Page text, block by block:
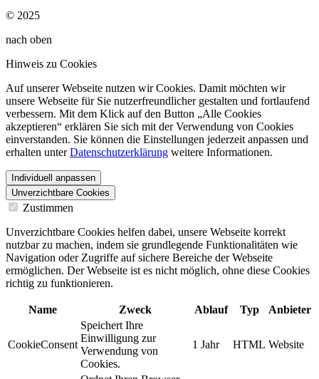
© 2025
nach oben
Hinweis zu Cookies
Auf unserer Webseite nutzen wir Cookies. Damit möchten wir
unsere Webseite für Sie nutzerfreundlicher gestalten und fortlaufend
verbessern. Mit dem Klick auf den Button „Alle Cookies
akzeptieren“ erklären Sie sich mit der Verwendung von Cookies
einverstanden. Sie können die Einstellungen jederzeit anpassen und
erhalten unterDatenschutzerklärung weitere Informationen.
Individuell anpassen
Unverzichtbare Cookies
Zustimmen
Unverzichtbare Cookies helfen dabei, unsere Webseite korrekt
nutzbar zu machen, indem sie grundlegende Funktionalitäten wie
Navigation oder Zugriffe auf sichere Bereiche der Webseite
ermöglichen. Der Webseite ist es nicht möglich, ohne diese Cookies
richtig zu funktionieren.
Name Zweck Ablauf Typ Anbieter
CookieConsent
Speichert Ihre
Einwilligung zur
Verwendung von
Cookies.
1 Jahr HTML Website